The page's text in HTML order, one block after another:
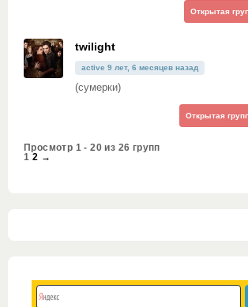
Открытая
twilight
active 9 лет, 6 месяцев назад
(сумерки)
Открытая
Просмотр 1 - 20 из 26 групп
1 2 →